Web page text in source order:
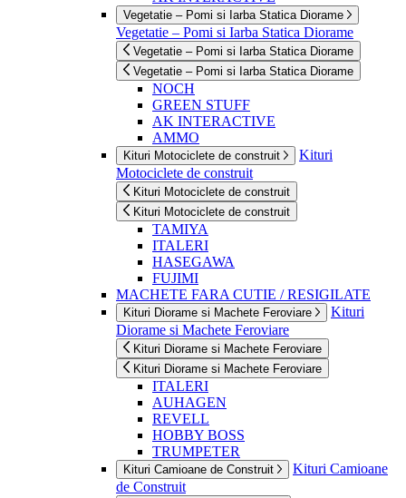
Vegetatie – Pomi si Iarba Statica Diorame
Vegetatie – Pomi si Iarba Statica Diorame
Vegetatie – Pomi si Iarba Statica Diorame
Vegetatie – Pomi si Iarba Statica Diorame
NOCH
GREEN STUFF
AK INTERACTIVE
AMMO
Kituri Motociclete de construit
Kituri
Motociclete de construit
Kituri Motociclete de construit
Kituri Motociclete de construit
TAMIYA
ITALERI
HASEGAWA
FUJIMI
MACHETE FARA CUTIE / RESIGILATE
Kituri Diorame si Machete Feroviare
Kituri
Diorame si Machete Feroviare
Kituri Diorame si Machete Feroviare
Kituri Diorame si Machete Feroviare
ITALERI
AUHAGEN
REVELL
HOBBY BOSS
TRUMPETER
Kituri Camioane de Construit
Kituri Camioane
de Construit